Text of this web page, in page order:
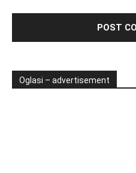
Oglasi – advertisement